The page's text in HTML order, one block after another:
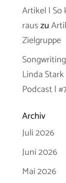
Artikel | So
rauszu
Zielgruppe
Linda
Podcast |
Archiv
Juli 2026
Juni 2026
Mai 2026